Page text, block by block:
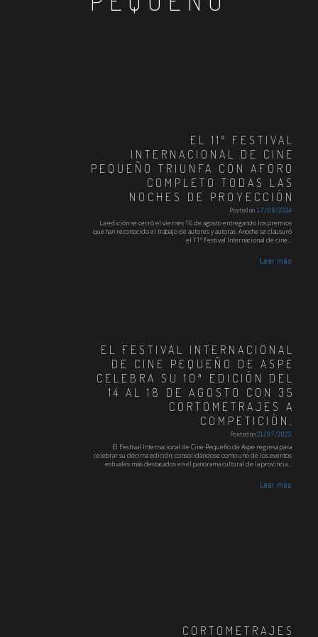
EL 11º FESTIVAL
INTERNACIONAL DE CINE
PEQUEÑO TRIUNFA CON AFORO
COMPLETO TODAS LAS
NOCHES DE PROYECCIÓN
Posted on17/08/2024
La edición se cerró el viernes 16 de agosto entregando los premios
que han reconocido el trabajo de autores y autoras. Anoche se clausuró
el 11º Festival Internacional de cine…
Leer más
EL FESTIVAL INTERNACIONAL
DE CINE PEQUEÑO DE ASPE
CELEBRA SU 10ª EDICIÓN DEL
14 AL 18 DE AGOSTO CON 35
CORTOMETRAJES A
COMPETICIÓN.
Posted on21/07/2023
El Festival Internacional de Cine Pequeño de Aspe regresa para
celebrar su décima edición; consolidándose como uno de los eventos
estivales más destacados en el panorama cultural de la provincia…
Leer más
CORTOMETRAJES